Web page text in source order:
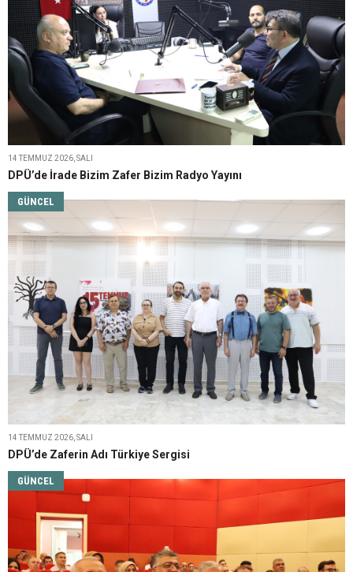
14 TEMMUZ 2026, SALI
DPÜ’de İrade Bizim Zafer Bizim Radyo Yayını
GÜNCEL
14 TEMMUZ 2026, SALI
DPÜ’de Zaferin Adı Türkiye Sergisi
GÜNCEL